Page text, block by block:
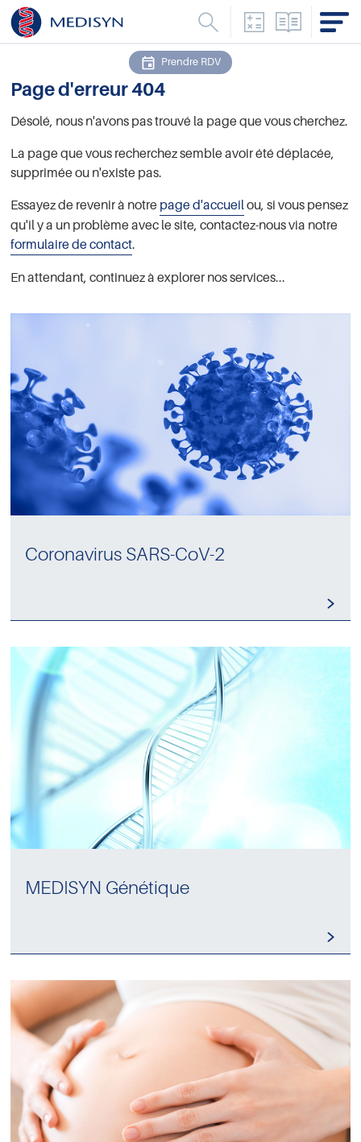
Page d'erreur 404
Désolé, nous n'avons pas trouvé la page que vous cherchez.
La page que vous recherchez semble avoir été déplacée,
supprimée ou n'existe pas.
Essayez de revenir à notre page d'accueil ou, si vous pensez
qu'il y a un problème avec le site, contactez-nous via notre
formulaire de contact.
En attendant, continuez à explorer nos services...
Coronavirus SARS-CoV-2
MEDISYN Génétique
Prendre RDV
Menu Convertisseur